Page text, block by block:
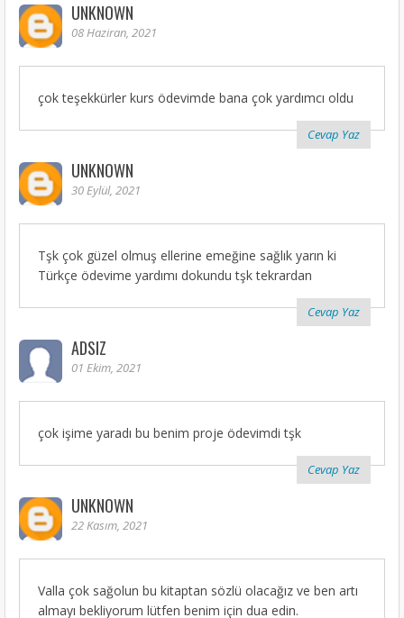
UNKNOWN
08 Haziran, 2021
çok teşekkürler kurs ödevimde bana çok yardımcı oldu
Cevap Yaz
UNKNOWN
30 Eylül, 2021
Tşk çok güzel olmuş ellerine emeğine sağlık yarın ki
Türkçe ödevime yardımı dokundu tşk tekrardan
Cevap Yaz
ADSIZ
01 Ekim, 2021
çok işime yaradı bu benim proje ödevimdi tşk
Cevap Yaz
UNKNOWN
22 Kasım, 2021
Valla çok sağolun bu kitaptan sözlü olacağız ve ben artı
almayı bekliyorum lütfen benim için dua edin.